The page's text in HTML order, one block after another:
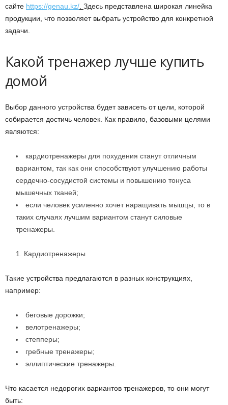
сайте https://genau.kz/ Здесь представлена широкая линейка
продукции, что позволяет выбрать устройство для конкретной
задачи.
Какой тренажер лучше купить
домой
Выбор данного устройства будет зависеть от цели, которой
собирается достичь человек. Как правило, базовыми целями
являются:
кардиотренажеры для похудения станут отличным
вариантом, так как они способствуют улучшению работы
сердечно-сосудистой системы и повышению тонуса
мышечных тканей;
если человек усиленно хочет наращивать мышцы, то в
таких случаях лучшим вариантом станут силовые
тренажеры.
Кардиотренажеры
Такие устройства предлагаются в разных конструкциях,
например:
беговые дорожки;
велотренажеры;
степперы;
гребные тренажеры;
эллиптические тренажеры.
Что касается недорогих вариантов тренажеров, то они могут
быть: